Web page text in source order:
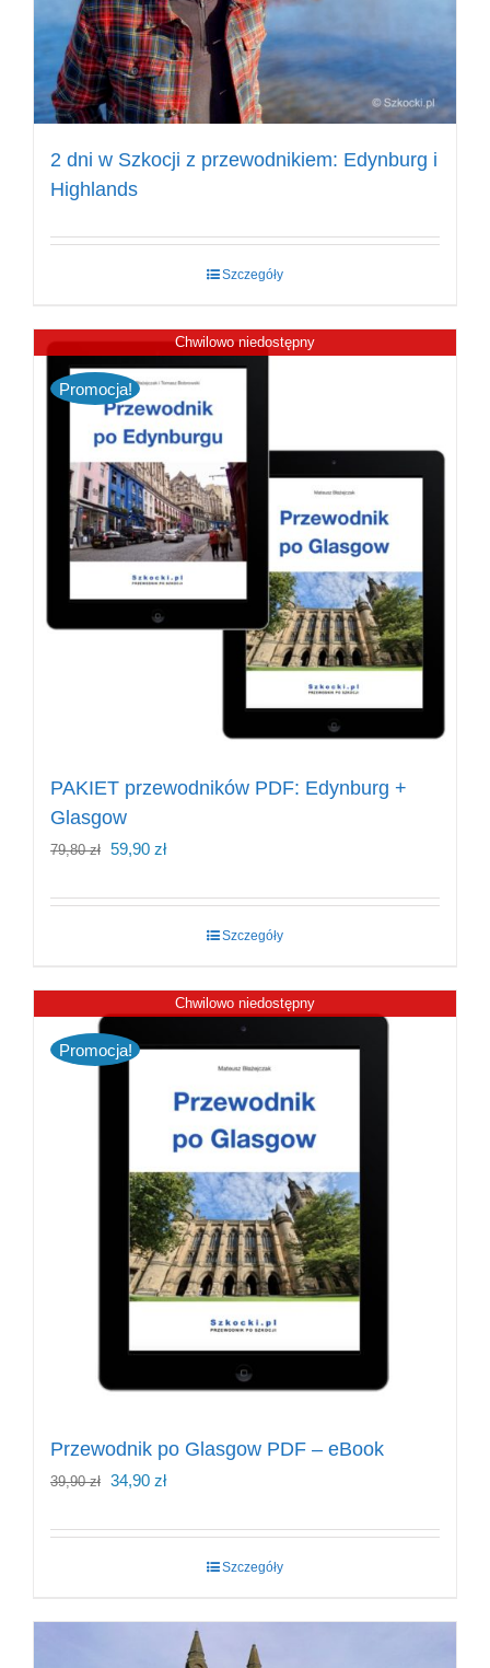
2 dni w Szkocji z przewodnikiem: Edynburg i
Highlands
Szczegóły
Chwilowo niedostępny
Promocja!
PAKIET przewodników PDF: Edynburg +
Glasgow
79,80zł Pierwotna
59,90 złAktualna
59,90 zł.
Szczegóły
Chwilowo niedostępny
Promocja!
Przewodnik po Glasgow PDF – eBook
39,90zł Pierwotna
34,90 złAktualna
34,90 zł.
Szczegóły